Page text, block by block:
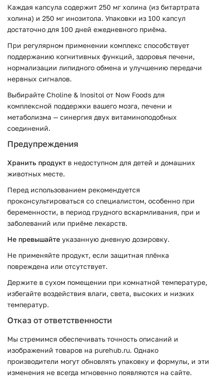
Каждая капсула содержит 250 мг холина (из битартрата
холина) и 250 мг инозитола. Упаковки из 100 капсул
достаточно для 100 дней ежедневного приёма.
При регулярном применении комплекс способствует
поддержанию когнитивных функций, здоровья печени,
нормализации липидного обмена и улучшению передачи
нервных сигналов.
Выбирайте Choline & Inositol от Now Foods для
комплексной поддержки вашего мозга, печени и
метаболизма — синергия двух витаминоподобных
соединений.
Предупреждения
Хранить продукт в недоступном для детей и домашних
животных месте.
Перед использованием рекомендуется
проконсультироваться со специалистом, особенно при
беременности, в период грудного вскармливания, при и
заболеваний или приёме лекарств.
Не превышайте указанную дневную дозировку.
Не применяйте продукт, если защитная плёнка
повреждена или отсутствует.
Держите в сухом помещении при комнатной температуре,
избегайте воздействия влаги, света, высоких и низких
температур.
Отказ от ответственности
Мы стремимся обеспечивать точность описаний и
изображений товаров на purehub.ru. Однако
производители могут обновлять упаковку и формулы, и эти
изменения не всегда мгновенно появляются на сайте.